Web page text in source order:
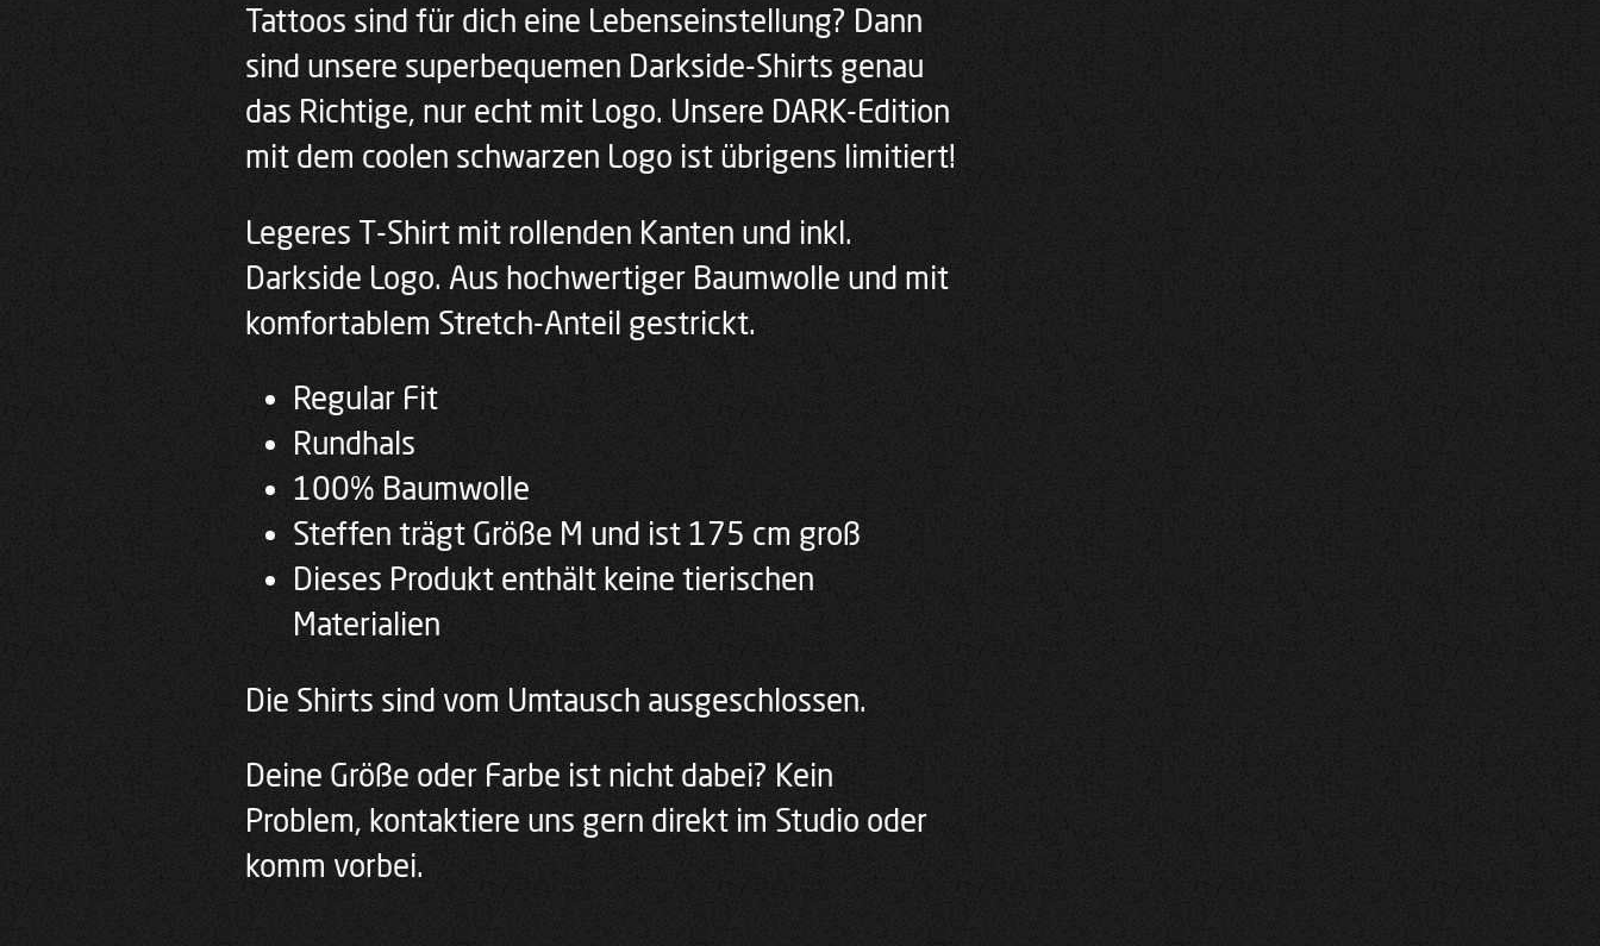
Tattoos sind für dich eine Lebenseinstellung? Dann
sind unsere superbequemen Darkside-Shirts genau
das Richtige, nur echt mit Logo. Unsere DARK-Edition
mit dem coolen schwarzen Logo ist übrigens limitiert!
Legeres T-Shirt mit rollenden Kanten und inkl.
Darkside Logo. Aus hochwertiger Baumwolle und mit
komfortablem Stretch-Anteil gestrickt.
Regular Fit
Rundhals
100% Baumwolle
Steffen trägt Größe M und ist 175 cm groß
Dieses Produkt enthält keine tierischen
Materialien
Die Shirts sind vom Umtausch ausgeschlossen.
Deine Größe oder Farbe ist nicht dabei? Kein
Problem, kontaktiere uns gern direkt im Studio oder
komm vorbei.